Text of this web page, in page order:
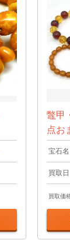
鼈甲
点お
宝石名
買取日
買取価